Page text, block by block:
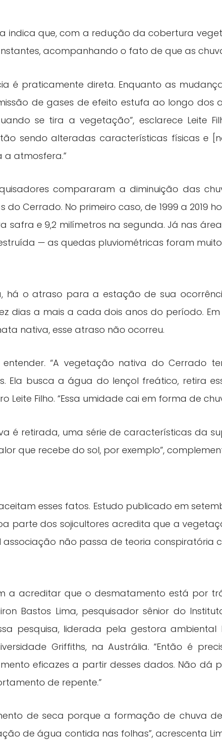
indica que, com a redução da cobertura
acompanhando o fato de que as
é praticamente direta. Enquanto as
de gases de efeito estufa ao longo dos
se tira a vegetação”, esclarece Leite
sendo alteradas características físicas e
atmosfera.”
compararam a diminuição das
Cerrado. No primeiro caso, de 1999 a 2019
safra e 9,2 milímetros na segunda. Já nas
— as quedas pluviométricas foram muito
há o atraso para a estação de sua
dias a mais a cada dois anos do período.
nativa, esse atraso não ocorreu.
“A vegetação nativa do Cerrado
Ela busca a água do lençol freático, retira
Leite Filho. “Essa umidade cai em forma de
é retirada, uma série de características da
que recebe do sol, por exemplo”,
esses fatos. Estudo publicado em
parte dos sojicultores acredita que a
não passa de teoria conspiratória
a acreditar que o desmatamento está por
Bastos Lima, pesquisador sênior do
pesquisa, liderada pela gestora
Griffiths, na Austrália. “Então é
eficazes a partir desses dados. Não dá
de repente.”
de seca porque a formação de chuva
de água contida nas folhas”, acrescenta